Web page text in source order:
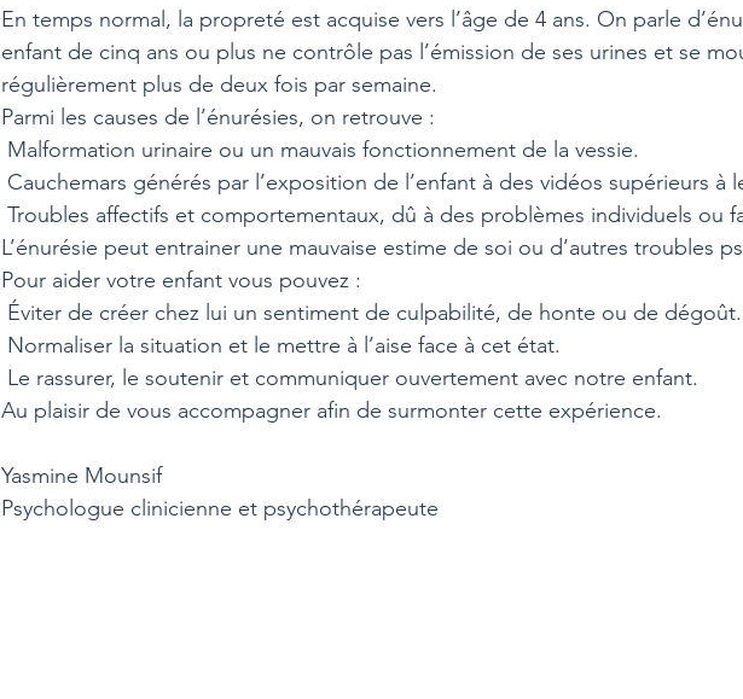
En temps normal, la propreté est acquise vers l’âge de 4 ans. On parle
enfant de cinq ans ou plus ne contrôle pas l’émission de ses urines et se
régulièrement plus de deux fois par semaine.
Parmi les causes de l’énurésies, on retrouve :
Malformation urinaire ou un mauvais fonctionnement de la vessie.
Cauchemars générés par l’exposition de l’enfant à des vidéos supérieurs à
Troubles affectifs et comportementaux, dû à des problèmes individuels ou
L’énurésie peut entrainer une mauvaise estime de soi ou d’autres troubles
Pour aider votre enfant vous pouvez :
Éviter de créer chez lui un sentiment de culpabilité, de honte ou de dégoût.
Normaliser la situation et le mettre à l’aise face à cet état.
Le rassurer, le soutenir et communiquer ouvertement avec notre enfant.
Au plaisir de vous accompagner afin de surmonter cette expérience.
Yasmine Mounsif
Psychologue clinicienne et psychothérapeute